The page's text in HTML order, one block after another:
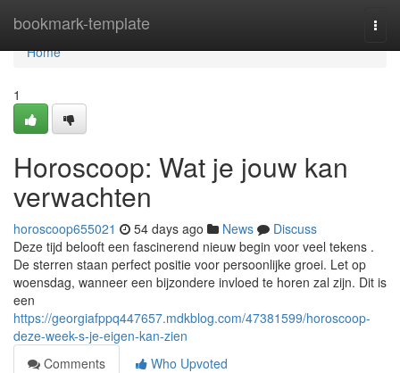
bookmark-template
Home
Home
1
Horoscoop: Wat je jouw kan
verwachten
horoscoop655021 54 days ago News
Discuss
Deze tijd belooft een fascinerend nieuw begin voor veel tekens .
De sterren staan perfect positie voor persoonlijke groei. Let op
woensdag, wanneer een bijzondere invloed te horen zal zijn. Dit is
een
https://georgiafppq447657.mdkblog.com/47381599/horoscoop-
deze-week-s-je-eigen-kan-zien
Comments
Who Upvoted